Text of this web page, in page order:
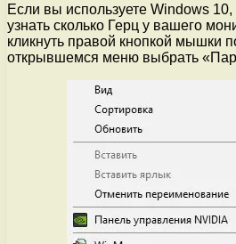
Если вы используете Windows 10,
узнать сколько Герц у вашего
кликнуть правой кнопкой мышки
открывшемся меню выбрать